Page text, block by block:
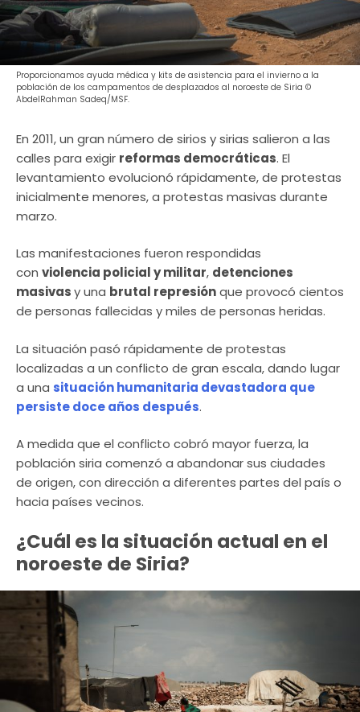
Proporcionamos ayuda médica y kits de asistencia para el invierno a la
población de los campamentos de desplazados al noroeste de Siria ©
AbdelRahman Sadeq/MSF.
En 2011, un gran número de sirios y sirias salieron a las
calles para exigir reformas democráticas. El
levantamiento evolucionó rápidamente, de protestas
inicialmente menores, a protestas masivas durante
marzo.
Las manifestaciones fueron respondidas
con violencia policial y militar, detenciones
masivasy una brutal represiónque provocó cientos
de personas fallecidas y miles de personas heridas.
La situación pasó rápidamente de protestas
localizadas a un conflicto de gran escala, dando lugar
a una situación humanitaria devastadora que
persiste doce años después.
A medida que el conflicto cobró mayor fuerza, la
población siria comenzó a abandonar sus ciudades
de origen, con dirección a diferentes partes del país o
hacia países vecinos.
¿Cuál es la situación actual en el
noroeste de Siria?